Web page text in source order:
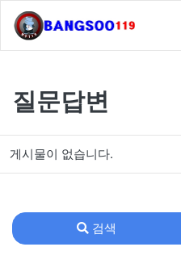
질문답변
게시물이 없습니다.
검색